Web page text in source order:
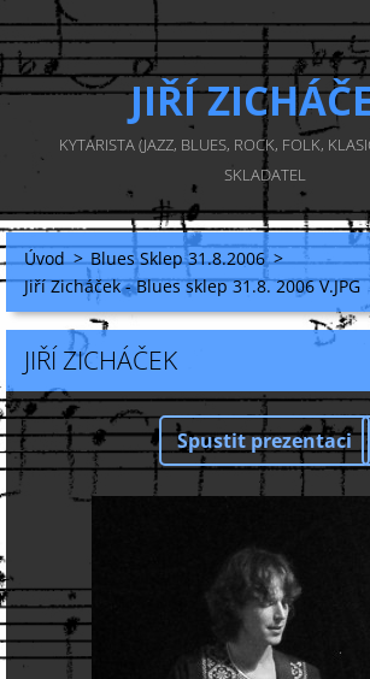
JIŘÍ
KYTARISTA (JAZZ, BLUES, ROCK, FOLK,
SKLADATEL
Úvod > Blues Sklep 31.8.2006 >
Jiří Zicháček - Blues sklep 31.8. 2006 V.JPG
JIŘÍ ZICHÁČEK
Spustit prezentaci